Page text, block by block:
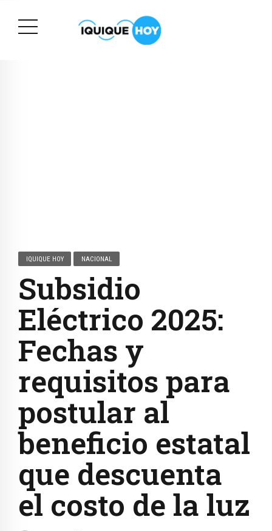
IQUIQUE HOY NACIONAL
Subsidio
Eléctrico 2025:
Fechas y
requisitos para
postular al
beneficio estatal
que descuenta
el costo de la luz